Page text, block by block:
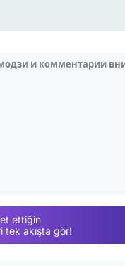
и комментарии
ettiğin
tek akışta gör!